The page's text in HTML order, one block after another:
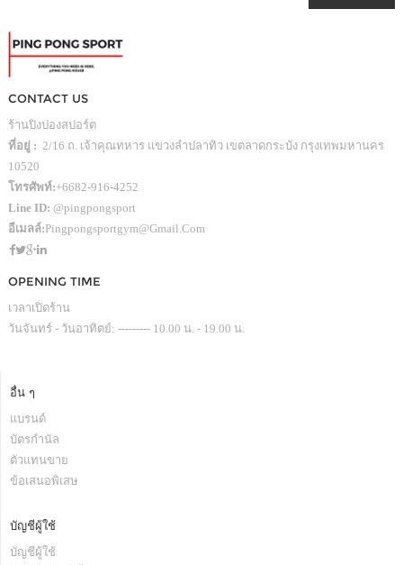
CONTACT US
ร้านปิงปองสปอร์ต
ที่อยู่ : 2/16 ถ. เจ้าคุณทหาร แขวงลำปลาทิว เขตลาดกระบัง กรุงเทพมหานคร
10520
โทรศัพท์:+6682-916-4252
Line ID: @pingpongsport
อีเมลล์:Pingpongsportgym@gmail.com
OPENING TIME
เวลาเปิดร้าน
วันจันทร์ - วันอาทิตย์: --------- 10.00 น. - 19.00 น.
อื่น ๆ
แบรนด์
บัตรกำนัล
ตัวแทนขาย
ข้อเสนอพิเสษ
บัญชีผู้ใช้
บัญชีผู้ใช้